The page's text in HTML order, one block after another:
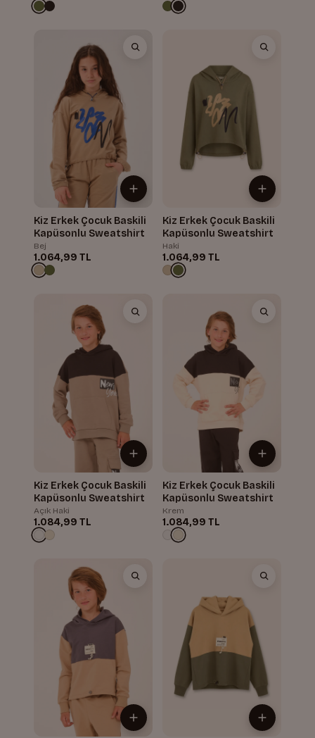
Kiz Erkek Çocuk Baskili
Kapüsonlu Sweatshirt
Bej
1.064,99 TL
Kiz Erkek Çocuk Baskili
Kapüsonlu Sweatshirt
Haki
1.064,99 TL
Kiz Erkek Çocuk Baskili
Kapüsonlu Sweatshirt
Açık Haki
1.084,99 TL
Kiz Erkek Çocuk Baskili
Kapüsonlu Sweatshirt
Krem
1.084,99 TL